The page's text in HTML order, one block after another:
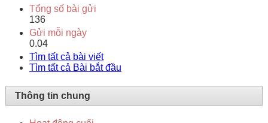
Tổng số bài gửi
136
Gửi mỗi ngày
0.04
Tìm tất cả bài viết
Tìm tất cả Bài bắt đầu
Thông tin chung